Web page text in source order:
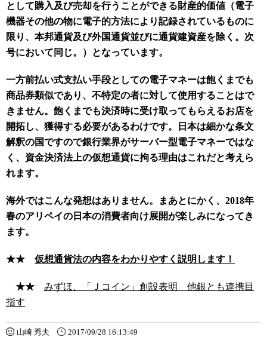
として購入及び売却を行うことができる財産的価値（電子
機器その他の物に電子的方法により記録されているものに
限り、本邦通貨及び外国通貨並びに通貨建資産を除く。次
号において同じ。）となっています。
一方前払い式支払い手段としての電子マネーは飽くまでも
商品券類似であり、不特定の者に対して使用することはで
きません。飽くまでも決済時に受け取ってもらえるお店を
開拓し、獲得する必要があるわけです。日本は細かな条文
解釈の国ですので銀行業界がサーバー型電子マネーではな
く、資金決済法上の仮想通貨に拘る理由はこれだと考えら
れます。
海外ではこんな発想はありません。まあとにかく、 2018年
春のアリペイの日本の消費者向け展開が楽しみになってき
ます。
★★ 仮想通貨法の内容をわかりやすく説明します！
★★ みずほ、「Ｊコイン」創設表明 他銀とも連携目
指す
山崎 秀夫 2017/09/28 16:13:49